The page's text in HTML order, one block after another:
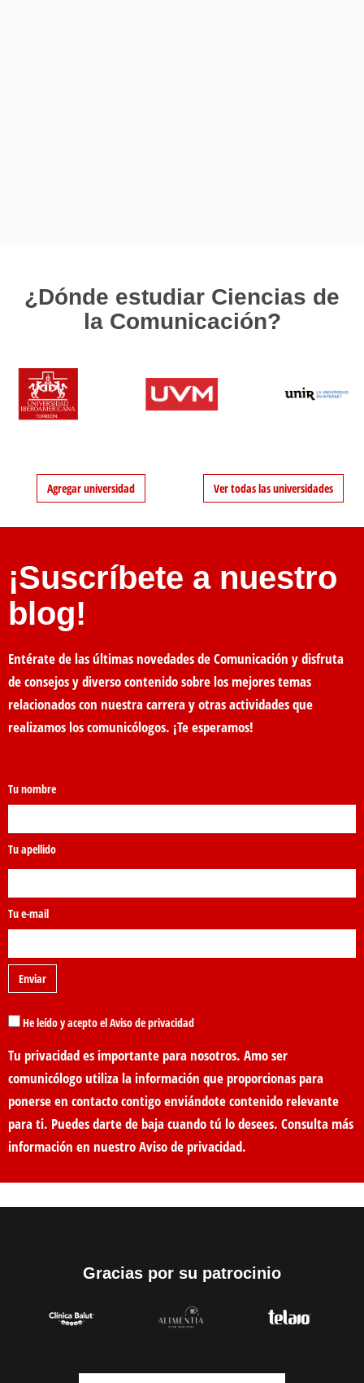
¿Dónde estudiar Ciencias de
la Comunicación?
Agregar universidad Ver todas las universidades
¡Suscríbete a nuestro
blog!
Entérate de las últimas novedades de Comunicación y disfruta
de consejos y diverso contenido sobre los mejores temas
relacionados con nuestra carrera y otras actividades que
realizamos los comunicólogos. ¡Te esperamos!
Tu nombre
Tu apellido
Tu e-mail
He leído y acepto el Aviso de privacidad
Tu privacidad es importante para nosotros. Amo ser
comunicólogo utiliza la información que proporcionas para
ponerse en contacto contigo enviándote contenido relevante
para ti. Puedes darte de baja cuando tú lo desees. Consulta más
información en nuestroAviso de privacidad.
Gracias por su patrocinio